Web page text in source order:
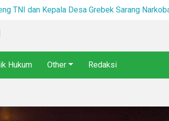
Kepala Desa Grebek Sarang Narkoba*
Hukum Other Redaksi